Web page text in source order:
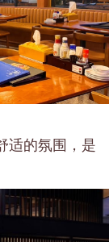
适的氛围，是